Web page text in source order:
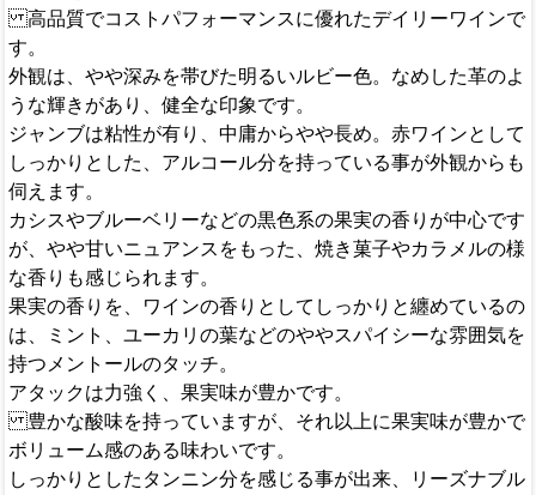
高品質でコストパフォーマンスに優れたデイリーワインで
す。
外観は、やや深みを帯びた明るいルビー色。なめした革のよ
うな輝きがあり、健全な印象です。
ジャンブは粘性が有り、中庸からやや長め。赤ワインとして
しっかりとした、アルコール分を持っている事が外観からも
伺えます。
カシスやブルーベリーなどの黒色系の果実の香りが中心です
が、やや甘いニュアンスをもった、焼き菓子やカラメルの様
な香りも感じられます。
果実の香りを、ワインの香りとしてしっかりと纏めているの
は、ミント、ユーカリの葉などのややスパイシーな雰囲気を
持つメントールのタッチ。
アタックは力強く、果実味が豊かです。
豊かな酸味を持っていますが、それ以上に果実味が豊かで
ボリューム感のある味わいです。
しっかりとしたタンニン分を感じる事が出来、リーズナブル